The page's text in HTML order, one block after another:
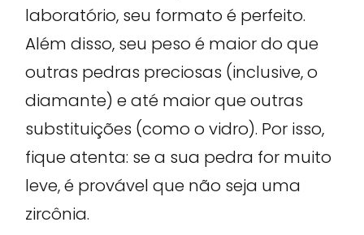
laboratório, seu formato é perfeito.
Além disso, seu peso é maior do que
outras pedras preciosas (inclusive, o
diamante) e até maior que outras
substituições (como o vidro). Por isso,
fique atenta: se a sua pedra for muito
leve, é provável que não seja uma
zircônia.